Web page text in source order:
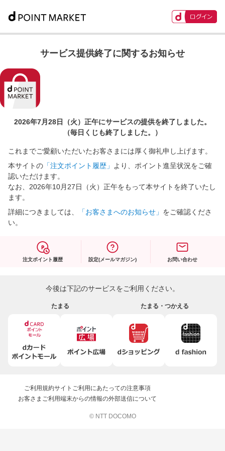
サービス提供終了に関するお知らせ
2026年7月28日（火）正午にサービスの提供を終了しました。
（毎日くじも終了しました。）
これまでご愛顧いただいたお客さまには厚く御礼申し上げます。
本サイトの 「注文ポイント履歴」
より、ポイント進呈状況をご確
認いただけます。
なお、2026年10月27日（火）正午をもって本サイトを終了いたし
ます。
詳細につきましては、
「お客さまへのお知らせ」 をご確認くださ
い。
注文ポイント履歴 設定(メールマガジン) お問い合わせ
今後は下記のサービスをご利用ください。
たまる たまる・つかえる
ご利用規約サイトご利用にあたっての注意事項
お客さまご利用端末からの情報の外部送信について
© NTT DOCOMO